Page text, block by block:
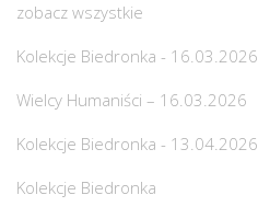
zobacz wszystkie
Kolekcje Biedronka - 16.03.2026
Wielcy Humaniści – 16.03.2026
Kolekcje Biedronka - 13.04.2026
Kolekcje Biedronka